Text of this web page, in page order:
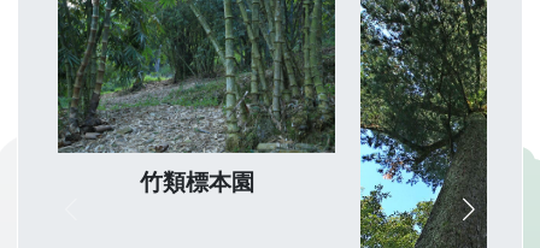
竹類標本園